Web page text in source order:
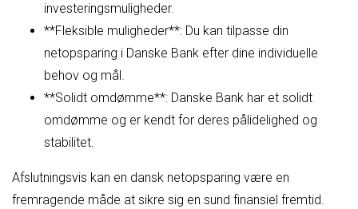
investeringsmuligheder.
**Fleksible muligheder**: Du kan tilpasse din
netopsparing i Danske Bank efter dine individuelle
behov og mål.
**Solidt omdømme**: Danske Bank har et solidt
omdømme og er kendt for deres pålidelighed og
stabilitet.
Afslutningsvis kan en dansk netopsparing være en
fremragende måde at sikre sig en sund finansiel fremtid.